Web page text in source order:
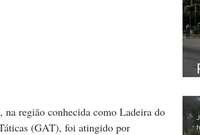
região conhecida como Ladeira do
(GAT), foi atingido por